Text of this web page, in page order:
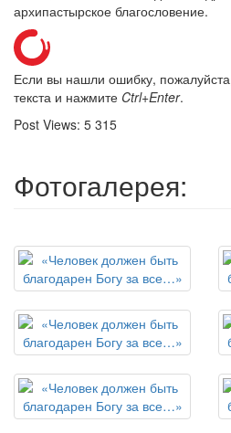
архипастырское благословение.
Если вы нашли ошибку,
текста и нажмите Ctrl+Enter.
Post Views: 5 315
Фотогалерея: